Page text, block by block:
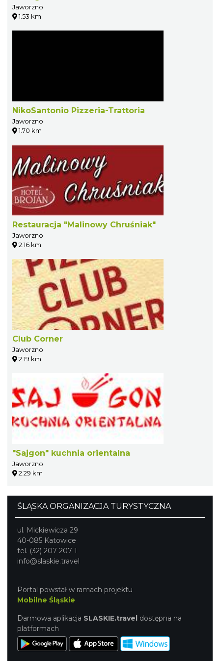
Jaworzno
1.53 km
NikoSantonio Pizzeria-Trattoria
Jaworzno
1.70 km
Restauracja "Malinowy Chruśniak"
Jaworzno
2.16 km
Club Corner
Jaworzno
2.19 km
"Sajgon" kuchnia orientalna
Jaworzno
2.29 km
ŚLĄSKA ORGANIZACJA TURYSTYCZNA
ul. Mickiewicza 29
40-085 Katowice
tel. (32) 207 207 1
info@slaskie.travel
Portal powstał w ramach projektu
Mobilne Śląskie
Darmowa aplikacja SLASKIE.travel dostępna na
platformach